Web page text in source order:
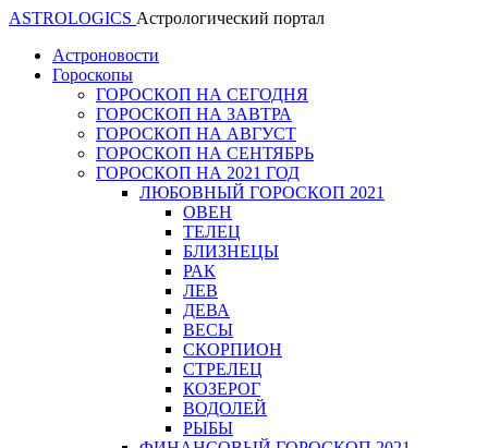
ASTROLOGICS Астрологический портал
Астроновости
Гороскопы
ГОРОСКОП НА СЕГОДНЯ
ГОРОСКОП НА ЗАВТРА
ГОРОСКОП НА АВГУСТ
ГОРОСКОП НА СЕНТЯБРЬ
ГОРОСКОП НА 2021 ГОД
ЛЮБОВНЫЙ ГОРОСКОП 2021
ОВЕН
ТЕЛЕЦ
БЛИЗНЕЦЫ
РАК
ЛЕВ
ДЕВА
ВЕСЫ
СКОРПИОН
СТРЕЛЕЦ
КОЗЕРОГ
ВОДОЛЕЙ
РЫБЫ